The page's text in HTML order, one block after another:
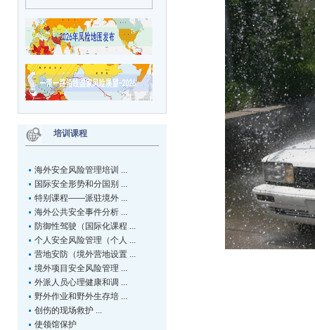
培训课程
海外安全风险管理培训 ...
国际安全形势和分国别 ...
特别课程——派驻境外 ...
海外公共安全事件分析 ...
防御性驾驶（国际化课程 ...
个人安全风险管理（个人 ...
营地安防（境外营地设置 ...
境外项目安全风险管理 ...
外派人员心理健康和调 ...
野外作业和野外生存培 ...
创伤的现场救护 ...
使领馆保护